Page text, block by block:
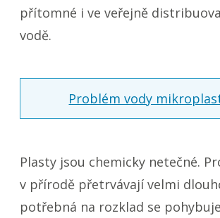
přítomné i ve veřejně
vodě.
Problém vody
Plasty jsou chemicky netečné.
v přírodě přetrvávají velmi
potřebná na rozklad se